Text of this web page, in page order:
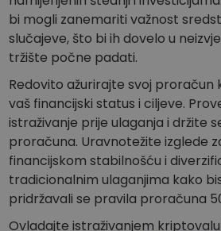
bi mogli zanemariti važnost
slučajeve, što bi ih dovelo u
tržište počne padati.
Redovito ažurirajte svoj proračun
vaš financijski status i ciljeve.
istraživanje prije ulaganja i držite
proračuna. Uravnotežite izglede
financijskom stabilnošću i
tradicionalnim ulaganjima kako
pridržavali se pravila proračuna
Ovladajte istraživanjem
CILJANOST